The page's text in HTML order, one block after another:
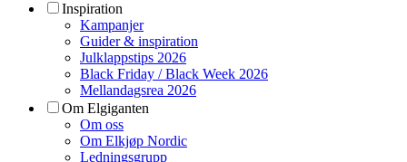
Inspiration
Kampanjer
Guider & inspiration
Julklappstips 2026
Black Friday / Black Week 2026
Mellandagsrea 2026
Om Elgiganten
Om oss
Om Elkjøp Nordic
Ledningsgrupp